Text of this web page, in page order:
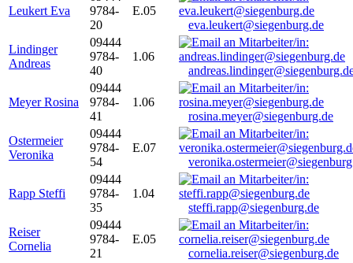
Leukert Eva
9784-
20
E.05
eva.leukert@siegenburg.de
Lindinger
Andreas
09444
9784-
40
1.06
Meyer Rosina
09444
9784-
41
1.06
rosina.meyer@siegenburg.de
Ostermeier
Veronika
09444
9784-
54
E.07
Rapp Steffi
09444
9784-
35
1.04
steffi.rapp@siegenburg.de
Reiser
Cornelia
09444
9784-
21
E.05
cornelia.reiser@siegenburg.de